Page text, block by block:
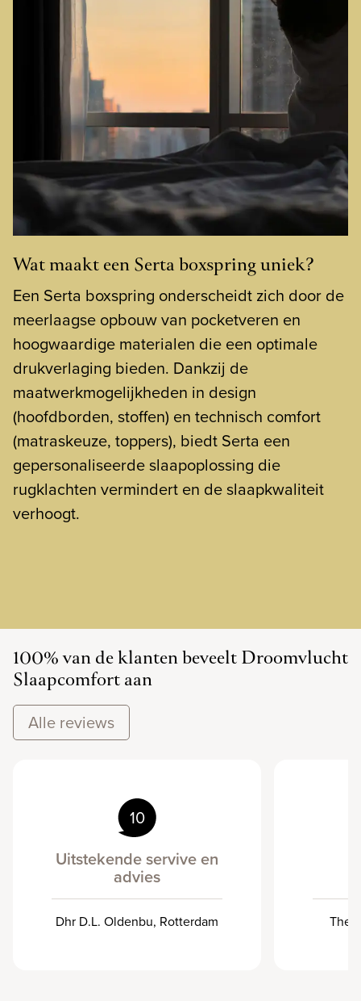
Wat maakt een Serta boxspring uniek?
Een Serta boxspring onderscheidt zich door de
meerlaagse opbouw van pocketveren en
hoogwaardige materialen die een optimale
drukverlaging bieden. Dankzij de
maatwerkmogelijkheden in design
(hoofdborden, stoffen) en technisch comfort
(matraskeuze, toppers), biedt Serta een
gepersonaliseerde slaapoplossing die
rugklachten vermindert en de slaapkwaliteit
verhoogt.
100% van de klanten beveelt Droomvlucht
Slaapcomfort aan
Alle reviews
10
Uitstekende servive en
advies
Dhr D.L. Oldenbu, Rotterdam